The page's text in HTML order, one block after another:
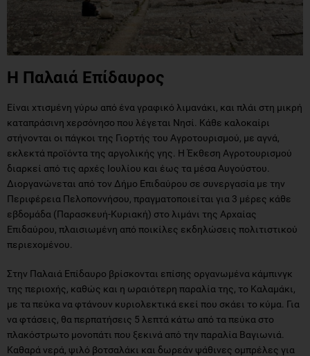
Η Παλαιά Επίδαυρος
Είναι χτισμένη γύρω από ένα γραφικό λιμανάκι, και πλάι στη μικρή
καταπράσινη χερσόνησο που λέγεται Νησί. Κάθε καλοκαίρι
στήνονται οι πάγκοι της Γιορτής του Αγροτουρισμού, με αγνά,
εκλεκτά προϊόντα της αργολικής γης. Η Έκθεση Αγροτουρισμού
διαρκεί από τις αρχές Ιουλίου και έως τα μέσα Αυγούστου.
Διοργανώνεται από τον Δήμο Επιδαύρου σε συνεργασία με την
Περιφέρεια Πελοποννήσου, πραγματοποιείται για 3 μέρες κάθε
εβδομάδα (Παρασκευή-Κυριακή) στο λιμάνι της Αρχαίας
Επιδαύρου, πλαισιωμένη από ποικίλες εκδηλώσεις πολιτιστικού
περιεχομένου.
Στην Παλαιά Επίδαυρο βρίσκονται επίσης οργανωμένα κάμπινγκ
της περιοχής, καθώς και η ωραιότερη παραλία της, το Καλαμάκι,
με τα πεύκα να φτάνουν κυριολεκτικά εκεί που σκάει το κύμα. Για
να φτάσεις, θα περπατήσεις 5 λεπτά κάτω από τα πεύκα στο
πλακόστρωτο μονοπάτι που ξεκινά από την παραλία Βαγιωνιά.
Καθαρά νερά, ψιλό βοτσαλάκι και δωρεάν ψάθινες ομπρέλες για